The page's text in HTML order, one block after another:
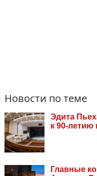
Новости по теме
Эдита
к 90-летию
Главные